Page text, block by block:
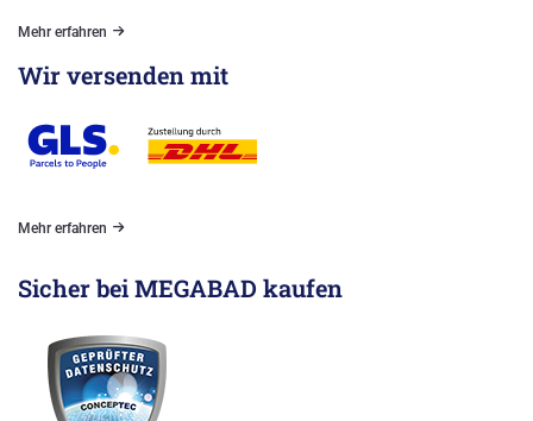
Mehr erfahren
Wir versenden mit
Mehr erfahren
Sicher bei MEGABAD kaufen